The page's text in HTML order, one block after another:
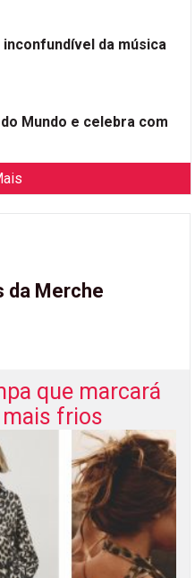
da música
Mundo e celebra com
da Merche
que marcará
frios